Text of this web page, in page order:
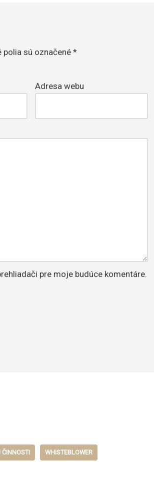
polia sú označené *
Adresa webu
pre moje budúce komentáre.
ČINNOSTI WHISTEBLOWER